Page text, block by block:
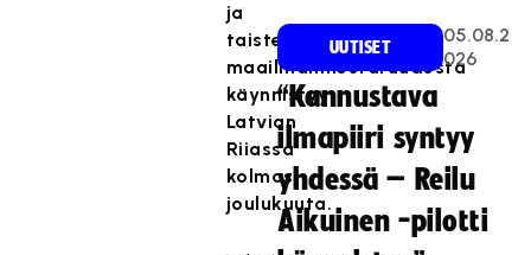
ja
taistelu
maailmanmestaruudesta
käynnistyy
Latvian
Riiassa
kolmas
joulukuuta.
UUTISET
05.08.2
026
“Kannustava
ilmapiiri syntyy
yhdessä – Reilu
Aikuinen -pilotti